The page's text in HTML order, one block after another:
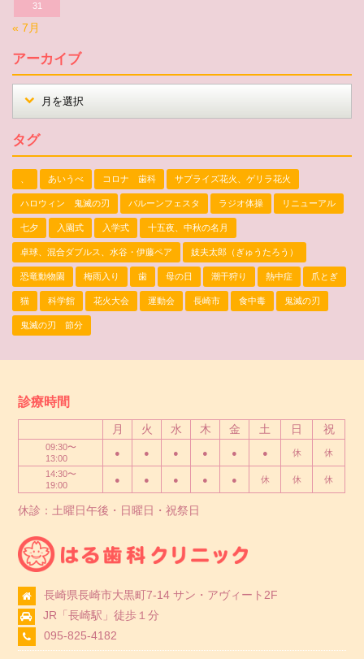
31
« 7月
アーカイブ
タグ
あいうべ コロナ 歯科 サプライズ花火、ゲリラ花火
ハロウィン 鬼滅の刃 バルーンフェスタ ラジオ体操 リニューアル
七夕 入園式 入学式 十五夜、中秋の名月
卓球、混合ダブルス、水谷・伊藤ペア 妓夫太郎（ぎゅうたろう）
恐竜動物園 梅雨入り 歯 母の日 潮干狩り 熱中症 爪とぎ
猫 科学館 花火大会 運動会 長崎市 食中毒 鬼滅の刃
鬼滅の刃 節分
診療時間
月 火 水 木 金 土 日 祝
09:30〜
13:00
● ● ● ● ● ● 休 休
14:30〜
19:00
● ● ● ● ● 休 休 休
休診：土曜日午後・日曜日・祝祭日
長崎県長崎市大黒町7-14 サン・アヴィート2F
JR「長崎駅」徒歩１分
095-825-4182